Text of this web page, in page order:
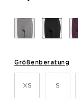
Größenberatung
XS S